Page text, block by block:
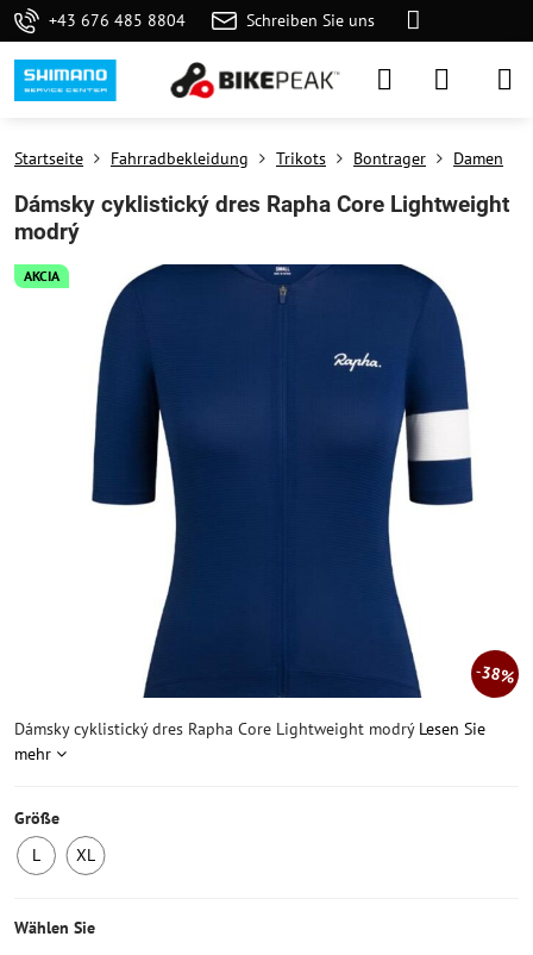
+43 676 485 8804 Schreiben Sie uns
AKCIA
38%
Startseite Fahrradbekleidung Trikots Bontrager Damen
Dámsky cyklistický dres Rapha Core Lightweight
modrý
Dámsky cyklistický dres Rapha Core Lightweight modrý Lesen Sie
mehr
Größe
L
auf
XL
Wählen Sie